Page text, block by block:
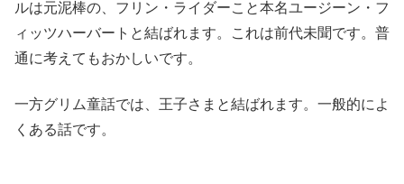
ルは元泥棒の、フリン・ライダーこと本名ユージーン・フ
ィッツハーバートと結ばれます。これは前代未聞です。普
通に考えてもおかしいです。
一方グリム童話では、王子さまと結ばれます。一般的によ
くある話です。